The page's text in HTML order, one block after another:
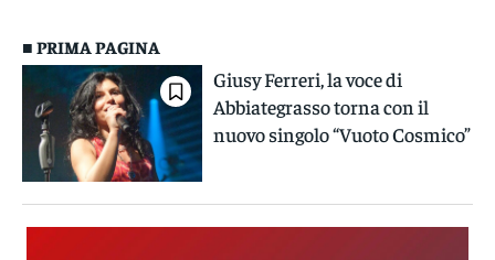
■ PRIMA PAGINA
Giusy Ferreri, la voce di
Abbiategrasso torna con il
nuovo singolo “Vuoto Cosmico”